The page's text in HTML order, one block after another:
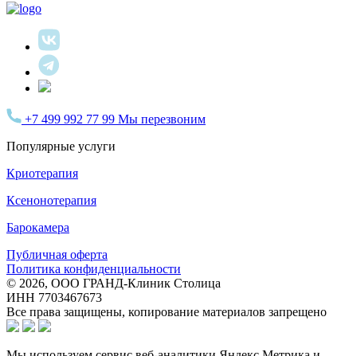
+7 499 992 77 99 Мы перезвоним
Популярные услуги
Криотерапия
Ксенонотерапия
Барокамера
Публичная оферта
Политика конфиденциальности
© 2026, ООО ГРАНД-Клиник Столица
ИНН 7703467673
Все права защищены, копирование материалов запрещено